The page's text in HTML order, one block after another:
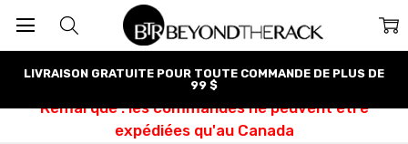
LIVRAISON GRATUITE POUR TOUTE COMMANDE DE PLUS DE
99 $
Remarque : les commandes ne peuvent être
expédiées qu'au Canada